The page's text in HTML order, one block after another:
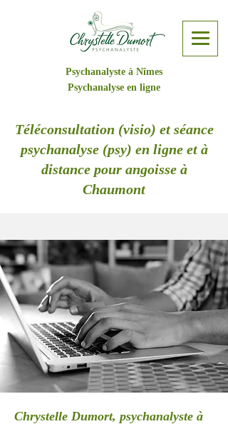
Psychanalyste à Nîmes
Psychanalyse en ligne
Téléconsultation (visio) et séance
psychanalyse (psy) en ligne et à
distance pour angoisse à
Chaumont
Chrystelle Dumort, psychanalyste à